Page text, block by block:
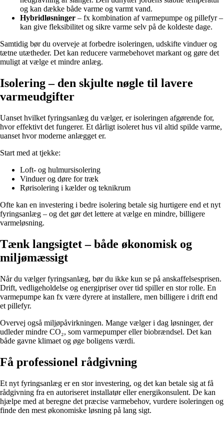
og kan dække både varme og varmt vand.
Hybridløsninger – fx kombination af varmepumpe og pillefyr –
kan give fleksibilitet og sikre varme selv på de koldeste dage.
Samtidig bør du overveje at forbedre isoleringen, udskifte vinduer og
tætne utætheder. Det kan reducere varmebehovet markant og gøre det
muligt at vælge et mindre anlæg.
Isolering – den skjulte nøgle til lavere
varmeudgifter
Uanset hvilket fyringsanlæg du vælger, er isoleringen afgørende for,
hvor effektivt det fungerer. Et dårligt isoleret hus vil altid spilde varme,
uanset hvor moderne anlægget er.
Start med at tjekke:
Loft- og hulmursisolering
Vinduer og døre for træk
Rørisolering i kælder og teknikrum
Ofte kan en investering i bedre isolering betale sig hurtigere end et nyt
fyringsanlæg – og det gør det lettere at vælge en mindre, billigere
varmeløsning.
Tænk langsigtet – både økonomisk og
miljømæssigt
Når du vælger fyringsanlæg, bør du ikke kun se på anskaffelsesprisen.
Drift, vedligeholdelse og energipriser over tid spiller en stor rolle. En
varmepumpe kan fx være dyrere at installere, men billigere i drift end
et pillefyr.
Overvej også miljøpåvirkningen. Mange vælger i dag løsninger, der
udleder mindre CO₂, som varmepumper eller biobrændsel. Det kan
både gavne klimaet og øge boligens værdi.
Få professionel rådgivning
Et nyt fyringsanlæg er en stor investering, og det kan betale sig at få
rådgivning fra en autoriseret installatør eller energikonsulent. De kan
hjælpe med at beregne det præcise varmebehov, vurdere isoleringen og
finde den mest økonomiske løsning på lang sigt.